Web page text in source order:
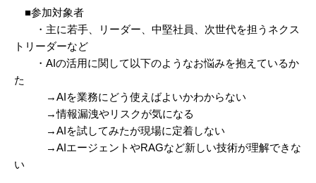
■参加対象者
・主に若手、リーダー、中堅社員、次世代を担うネクス
トリーダーなど
・AIの活用に関して以下のようなお悩みを抱えているか
た
→AIを業務にどう使えばよいかわからない
→情報漏洩やリスクが気になる
→AIを試してみたが現場に定着しない
→AIエージェントやRAGなど新しい技術が理解できな
い